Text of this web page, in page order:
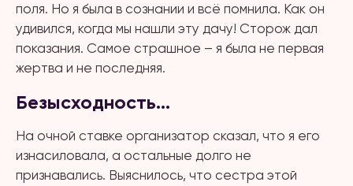
поля. Но я была в сознании и всё помнила. Как он
удивился, когда мы нашли эту дачу! Сторож дал
показания. Самое страшное – я была не первая
жертва и не последняя.
Безысходность…
На очной ставке организатор сказал, что я его
изнасиловала, а остальные долго не
признавались. Выяснилось, что сестра этой